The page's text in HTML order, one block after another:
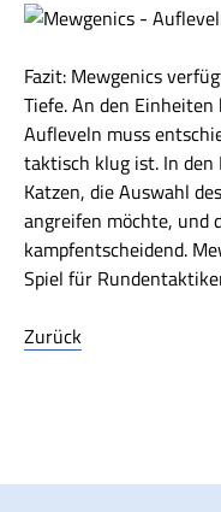
Fazit: Mewgenics
Tiefe. An den
Aufleveln muss
taktisch klug ist. In den
Katzen, die Auswahl
angreifen möchte, und
kampfentscheidend.
Spiel für
Zurück